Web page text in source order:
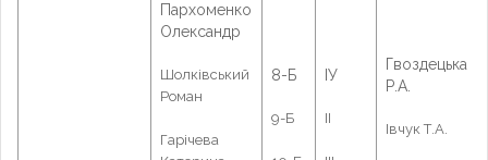
Пархоменко
Олександр
Шолківський
Роман
Гарічева
8-Б
9-Б
ІУ
ІІ
Гвоздецька
Р.А.
Івчук Т.А.